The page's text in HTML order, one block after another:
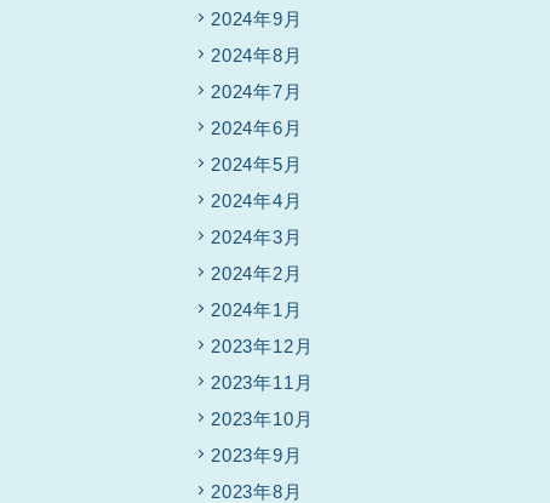
2024年9月
2024年8月
2024年7月
2024年6月
2024年5月
2024年4月
2024年3月
2024年2月
2024年1月
2023年12月
2023年11月
2023年10月
2023年9月
2023年8月